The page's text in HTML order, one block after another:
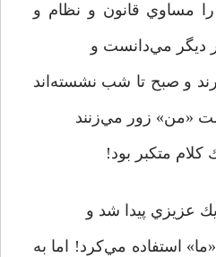
مساوي قانون و نظام و
ديگر مي‌دانست و
و صبح تا شب نشسته‌اند
«من» زور مي‌زنند
متكبر بود!
استفاده مي‌كرد! اما به